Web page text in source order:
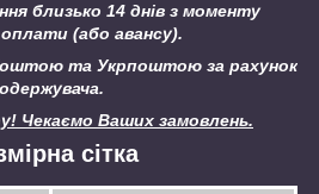
близько 14 днів з моменту
оплати (або авансу).
та Укрпоштою за рахунок
одержувача.
Чекаємо Ваших замовлень.
сітка